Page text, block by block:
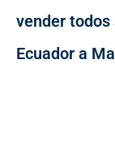
vender todos
Ecuador a